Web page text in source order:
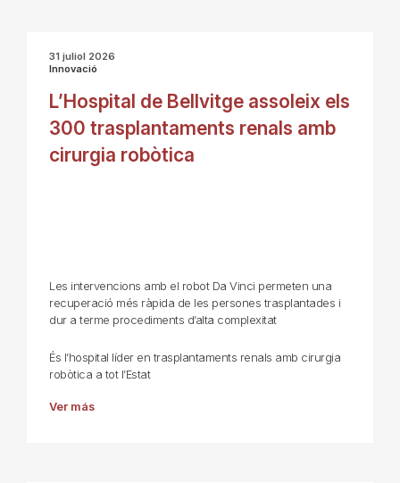
31 juliol 2026
Innovació
L’Hospital de Bellvitge assoleix els
300 trasplantaments renals amb
cirurgia robòtica
Les intervencions amb el robot Da Vinci permeten una
recuperació més ràpida de les persones trasplantades i
dur a terme procediments d’alta complexitat
És l’hospital líder en trasplantaments renals amb cirurgia
robòtica a tot l’Estat
Ver más